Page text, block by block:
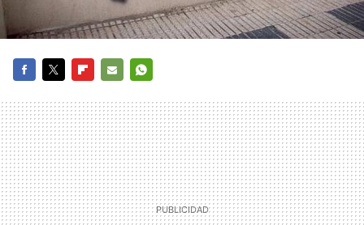
MAIL